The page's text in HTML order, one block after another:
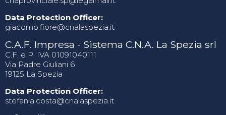
Data Protection Officer:
giacomo.fiore@cnalaspezia.it
C.A.F. Impresa - Sistema C.N.A. La Spezia srl
C.F. e P. IVA 01091040111
Via Padre Giuliani 6
19125 La Spezia
Data Protection Officer:
stefania.costa@cnalaspezia.it